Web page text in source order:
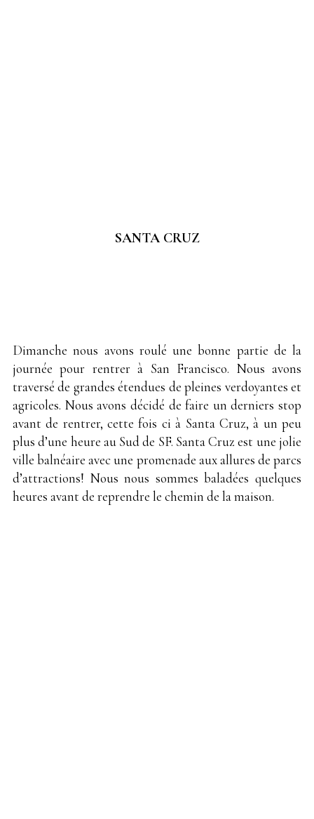
SANTA CRUZ
Dimanche nous avons roulé une bonne partie de la
journée pour rentrer à San Francisco. Nous avons
traversé de grandes étendues de pleines verdoyantes et
agricoles. Nous avons décidé de faire un derniers stop
avant de rentrer, cette fois ci à Santa Cruz, à un peu
plus d’une heure au Sud de SF. Santa Cruz est une jolie
ville balnéaire avec une promenade aux allures de parcs
d’attractions! Nous nous sommes baladées quelques
heures avant de reprendre le chemin de la maison.